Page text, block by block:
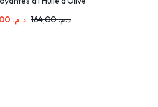
د.م. د.م.164,00